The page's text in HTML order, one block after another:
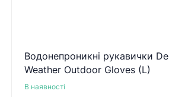
Водонепроникні рукавички
Weather Outdoor Gloves (L)
В наявності